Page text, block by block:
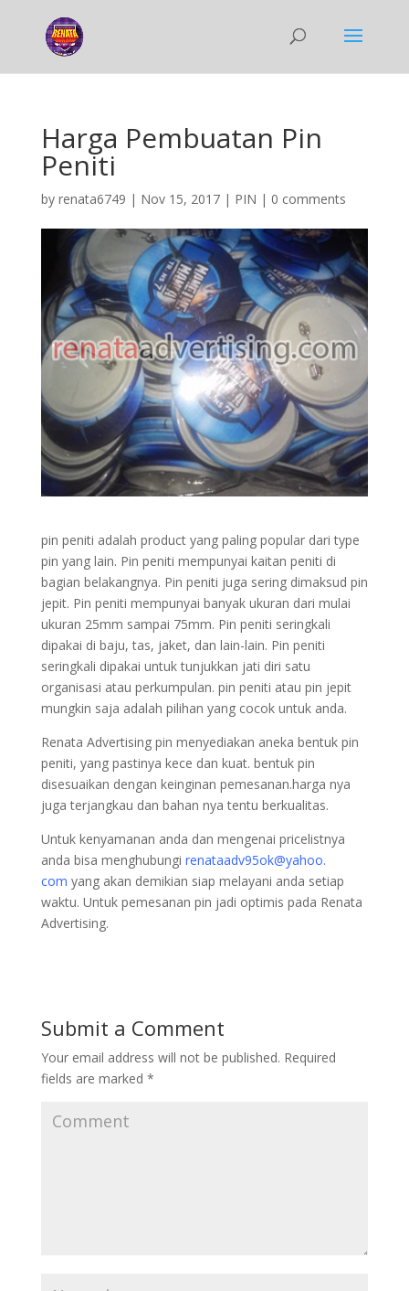
Harga Pembuatan Pin
Peniti
by renata6749 | Nov 15, 2017| PIN | 0 comments
pin peniti adalah product yang paling popular dari type
pin yang lain. Pin peniti mempunyai kaitan peniti di
bagian belakangnya. Pin peniti juga sering dimaksud pin
jepit. Pin peniti mempunyai banyak ukuran dari mulai
ukuran 25mm sampai 75mm. Pin peniti seringkali
dipakai di baju, tas, jaket, dan lain-lain. Pin peniti
seringkali dipakai untuk tunjukkan jati diri satu
organisasi atau perkumpulan. pin peniti atau pin jepit
mungkin saja adalah pilihan yang cocok untuk anda.
Renata Advertising pin menyediakan aneka bentuk pin
peniti, yang pastinya kece dan kuat. bentuk pin
disesuaikan dengan keinginan pemesanan.harga nya
juga terjangkau dan bahan nya tentu berkualitas.
Untuk kenyamanan anda dan mengenai pricelistnya
anda bisa menghubungi renataadv95ok@yahoo.
com yang akan demikian siap melayani anda setiap
waktu. Untuk pemesanan pin jadi optimis pada Renata
Advertising.
Submit a Comment
Your email address will not be published. Required
fields are marked *